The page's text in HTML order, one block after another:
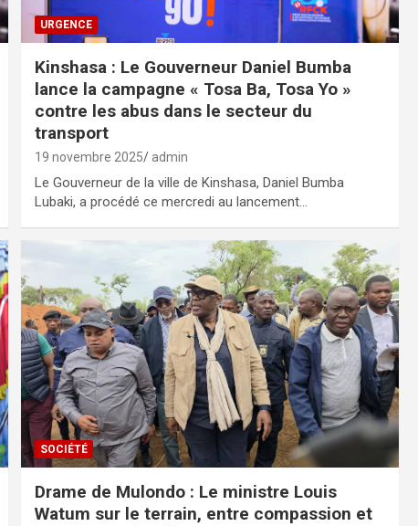
URGENCE
Kinshasa : Le Gouverneur Daniel Bumba
lance la campagne « Tosa Ba, Tosa Yo »
contre les abus dans le secteur du
transport
19 novembre 2025 admin
Le Gouverneur de la ville de Kinshasa, Daniel Bumba
Lubaki, a procédé ce mercredi au lancement…
SOCIÉTÉ
Drame de Mulondo : Le ministre Louis
Watum sur le terrain, entre compassion et